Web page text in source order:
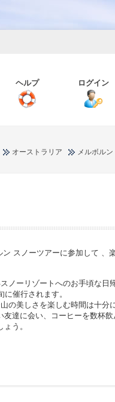
ヘルプ ログイン
オーストラリア メルボルン
スノーツアーに参加して 、
ノーリゾートへのお手頃な日
催行されます。
の美しさを楽しむ時間は十分
達に会い、コーヒーを数杯飲
う。